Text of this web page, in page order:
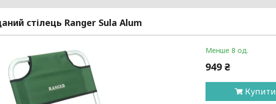
стілець Ranger Sula Alum
Менше 8 од.
949 ₴
Купити